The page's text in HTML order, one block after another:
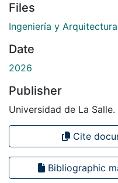
Files
Ingeniería y
Date
2026
Publisher
Universidad de La
Cite
Bibliographic